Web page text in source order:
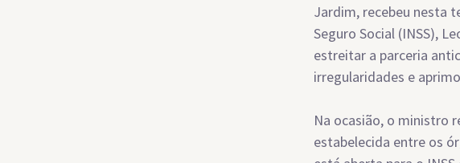
Jardim, recebeu nesta
Seguro Social (INSS),
estreitar a parceria
irregularidades e
Na ocasião, o ministro
estabelecida entre os